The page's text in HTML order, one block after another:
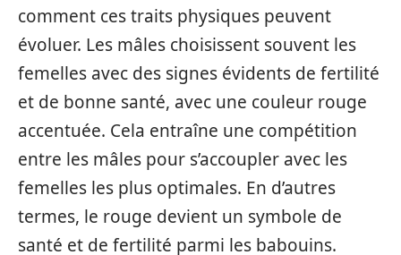
comment ces traits physiques peuvent
évoluer. Les mâles choisissent souvent les
femelles avec des signes évidents de fertilité
et de bonne santé, avec une couleur rouge
accentuée. Cela entraîne une compétition
entre les mâles pour s’accoupler avec les
femelles les plus optimales. En d’autres
termes, le rouge devient un symbole de
santé et de fertilité parmi les babouins.